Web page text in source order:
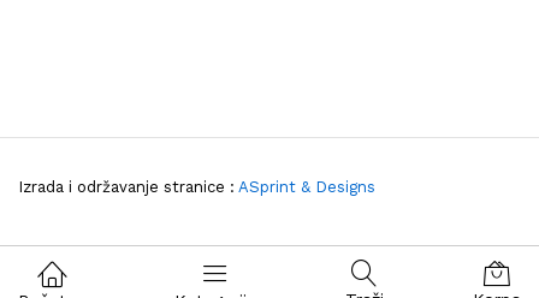
Izrada i održavanje stranice : ASprint & Designs